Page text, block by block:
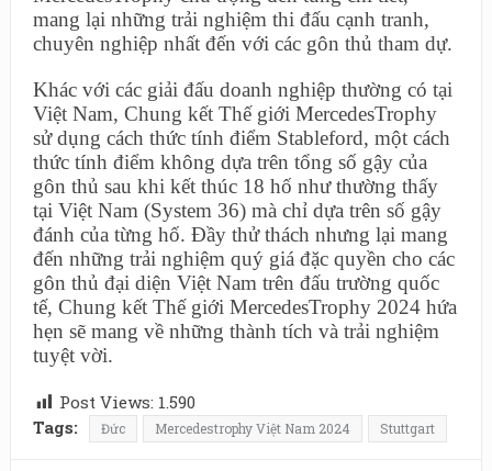
mang lại những trải nghiệm thi đấu cạnh tranh,
chuyên nghiệp nhất đến với các gôn thủ tham dự.
Khác với các giải đấu doanh nghiệp thường có tại
Việt Nam, Chung kết Thế giới MercedesTrophy
sử dụng cách thức tính điểm Stableford, một cách
thức tính điểm không dựa trên tổng số gậy của
gôn thủ sau khi kết thúc 18 hố như thường thấy
tại Việt Nam (System 36) mà chỉ dựa trên số gậy
đánh của từng hố. Đầy thử thách nhưng lại mang
đến những trải nghiệm quý giá đặc quyền cho các
gôn thủ đại diện Việt Nam trên đấu trường quốc
tế, Chung kết Thế giới MercedesTrophy 2024 hứa
hẹn sẽ mang về những thành tích và trải nghiệm
tuyệt vời.
Post Views: 1.590
Tags:
Đức Mercedestrophy Việt Nam 2024 Stuttgart